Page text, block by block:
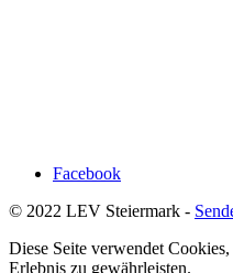
Facebook
© 2022 LEV Steiermark -
Diese Seite verwendet
Erlebnis zu gewährleisten.